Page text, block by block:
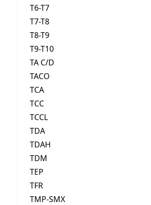
T6-T7
T7-T8
T8-T9
T9-T10
TA C/D
TACO
TCA
TCC
TCCL
TDA
TDAH
TDM
TEP
TFR
TMP-SMX